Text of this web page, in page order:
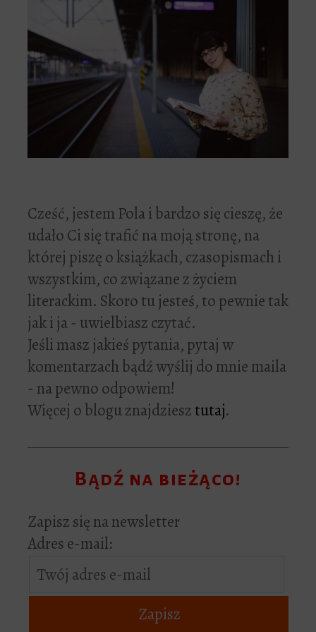
Cześć, jestem Pola i bardzo się cieszę, że
udało Ci się trafić na moją stronę, na
której piszę o książkach, czasopismach i
wszystkim, co związane z życiem
literackim. Skoro tu jesteś, to pewnie tak
jak i ja - uwielbiasz czytać.
Jeśli masz jakieś pytania, pytaj w
komentarzach bądź wyślij do mnie maila
- na pewno odpowiem!
Więcej o blogu znajdziesztutaj.
Bądź na bieżąco!
Zapisz się na newsletter
Adres e-mail: